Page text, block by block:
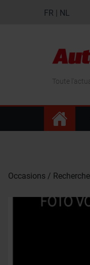
FR | NL
Toute
Occasions